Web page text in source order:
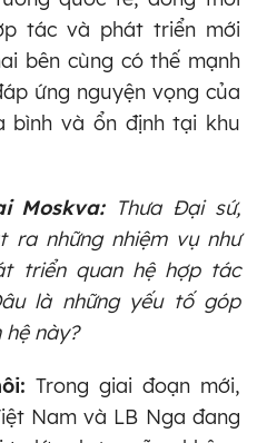
tác và phát triển mới
bên cùng có thế mạnh
ứng nguyện vọng của
bình và ổn định tại khu
Moskva: Thưa Đại sứ,
ra những nhiệm vụ như
triển quan hệ hợp tác
là những yếu tố góp
này?
Trong giai đoạn mới,
Nam và LB Nga đang